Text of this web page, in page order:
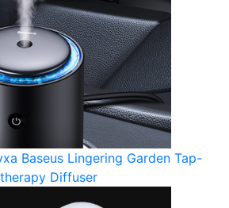
Baseus Lingering Garden Tap-
Diffuser